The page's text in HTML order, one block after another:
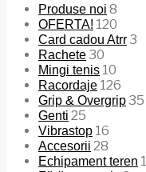
Produse noi 8
OFERTA! 120
Card cadou Atrr3
Rachete30
Mingi tenis 10
Racordaje 126
Grip & Overgrip35
Genti 25
Vibrastop 16
Accesorii 28
Echipament teren 1